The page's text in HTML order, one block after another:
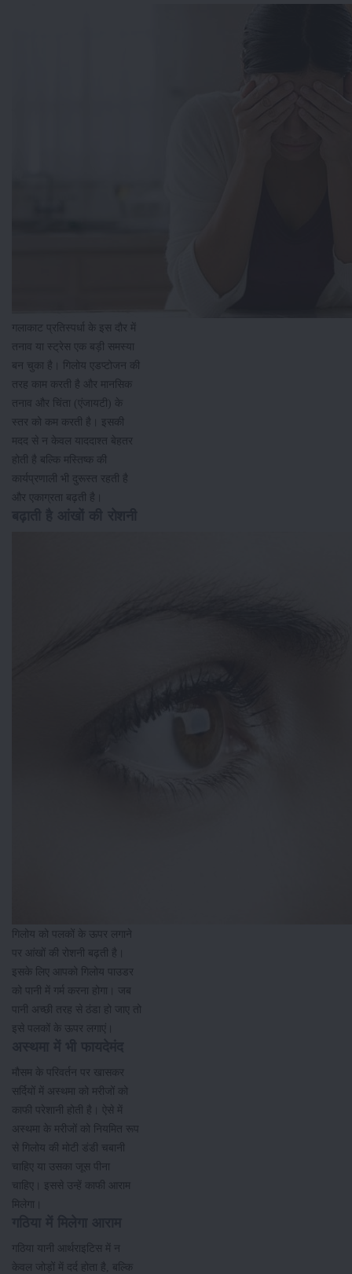
गलाकाट प्रतिस्पर्धा के इस दौर में
तनाव या स्ट्रेस एक बड़ी समस्या
बन चुका है। गिलोय एडप्टोजन की
तरह काम करती है और मानसिक
तनाव और चिंता (एंजायटी) के
स्तर को कम करती है। इसकी
मदद से न केवल याददाश्त बेहतर
होती है बल्कि मस्तिष्क की
कार्यप्रणाली भी दुरूस्त रहती है
और एकाग्रता बढ़ती है।
गिलोय को पलकों के ऊपर लगाने
पर आंखों की रोशनी बढ़ती है।
इसके लिए आपको गिलोय पाउडर
को पानी में गर्म करना होगा। जब
पानी अच्छी तरह से ठंडा हो जाए तो
इसे पलकों के ऊपर लगाएं।
मौसम के परिवर्तन पर खासकर
सर्दियों में अस्थमा को मरीजों को
काफी परेशानी होती है। ऐसे में
अस्थमा के मरीजों को नियमित रूप
से गिलोय की मोटी डंडी चबानी
चाहिए या उसका जूस पीना
चाहिए। इससे उन्हें काफी आराम
मिलेगा।
गठिया यानी आर्थराइटिस में न
केवल जोड़ों में दर्द होता है, बल्कि